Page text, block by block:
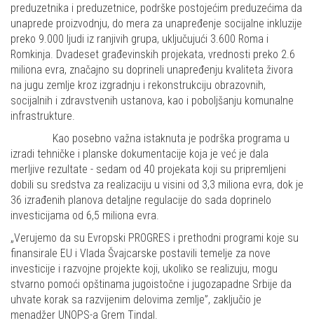
preduzetnika i preduzetnice, podrške postojećim preduzećima da
unaprede proizvodnju, do mera za unapređenje socijalne inkluzije
preko 9.000 ljudi iz ranjivih grupa, uključujući 3.600 Roma i
Romkinja. Dvadeset građevinskih projekata, vrednosti preko 2.6
miliona evra, značajno su doprineli unapređenju kvaliteta živora
na jugu zemlje kroz izgradnju i rekonstrukciju obrazovnih,
socijalnih i zdravstvenih ustanova, kao i poboljšanju komunalne
infrastrukture.
Kao posebno važna istaknuta je podrška programa u
izradi tehničke i planske dokumentacije koja je već je dala
merljive rezultate - sedam od 40 projekata koji su pripremljeni
dobili su sredstva za realizaciju u visini od 3,3 miliona evra, dok je
36 izrađenih planova detaljne regulacije do sada doprinelo
investicijama od 6,5 miliona evra.
„Verujemo da su Evropski PROGRES i prethodni programi koje su
finansirale EU i Vlada Švajcarske postavili temelje za nove
investicije i razvojne projekte koji, ukoliko se realizuju, mogu
stvarno pomoći opštinama jugoistočne i jugozapadne Srbije da
uhvate korak sa razvijenim delovima zemlje”, zaključio je
menadžer UNOPS-a Grem Tindal.